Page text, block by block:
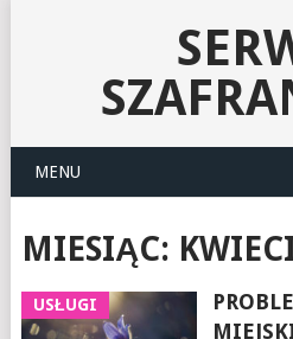
MENU
MIESIĄC:
USŁUGI